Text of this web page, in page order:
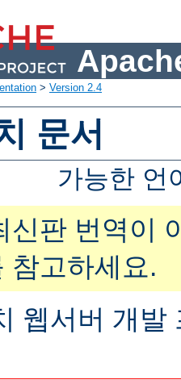
> Version 2.4
문서
가능한 언
신판 번역이
참고하세요.
웹서버 개